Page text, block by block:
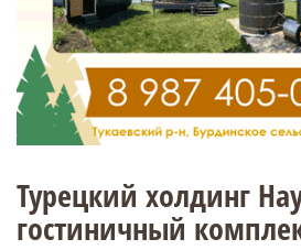
Турецкий холдинг
гостиничный